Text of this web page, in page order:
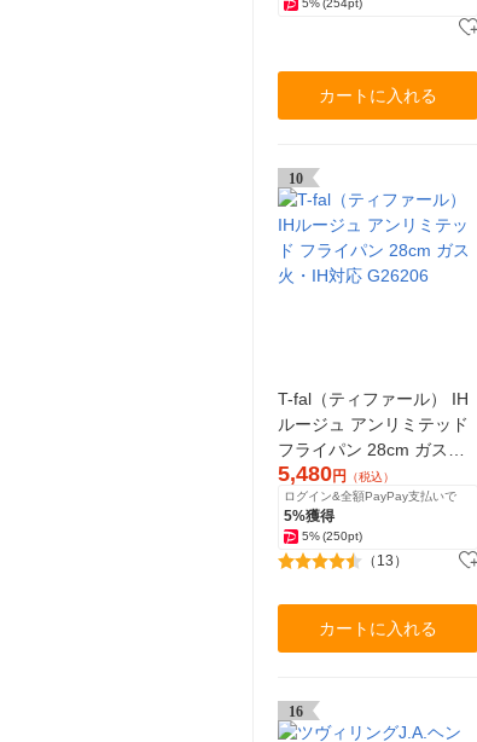
カートに入れる
10
T-fal（ティファール） IH
ルージュ アンリミテッド
フライパン 28cm ガス
火・IH対応 G26206
5,480円
（税込）
ログイン&全額PayPay支払いで
5%獲得
5%(250pt)
（13）
カートに入れる
16